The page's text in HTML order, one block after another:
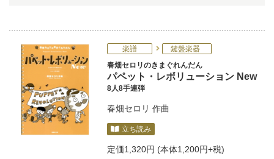
楽譜
鍵盤楽器
春畑セロリのきまぐれんだん
パペット・レボリューション New
8人8手連弾
春畑セロリ 作曲
立ち読み
定価1,320円 (本体1,200円+税)